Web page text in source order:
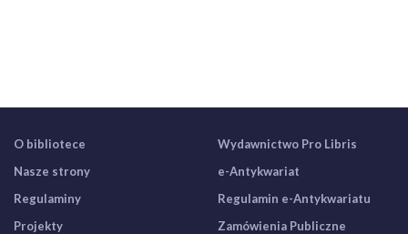
O bibliotece
Nasze strony
Regulaminy
Projekty
Wydawnictwo Pro Libris
e-Antykwariat
Regulamin e-Antykwariatu
Zamówienia Publiczne